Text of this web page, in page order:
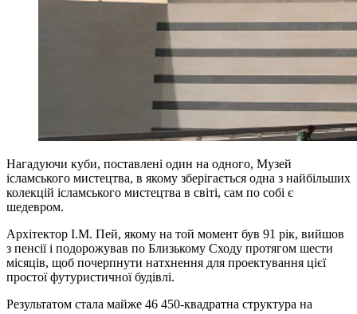
Нагадуючи куби, поставлені один на одного, Музей
ісламського мистецтва, в якому зберігається одна з найбільших
колекцій ісламського мистецтва в світі, сам по собі є
шедевром.
Архітектор І.М. Пей, якому на той момент був 91 рік, вийшов
з пенсії і подорожував по Близькому Сходу протягом шести
місяців, щоб почерпнути натхнення для проектування цієї
простої футуристичної будівлі.
Результатом стала майже 46 450-квадратна структура на